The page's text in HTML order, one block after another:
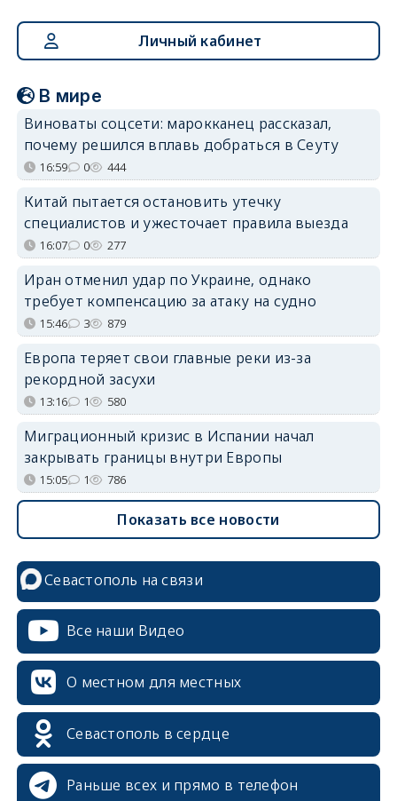
Личный кабинет
В мире
Виноваты соцсети: марокканец рассказал,
почему решился вплавь добраться в Сеуту
16:59 0 444
Китай пытается остановить утечку
специалистов и ужесточает правила выезда
16:07 0 277
Иран отменил удар по Украине, однако
требует компенсацию за атаку на судно
15:46 3 879
Европа теряет свои главные реки из-за
рекордной засухи
13:16 1 580
Миграционный кризис в Испании начал
закрывать границы внутри Европы
15:05 1 786
Показать все новости
Севастополь на связи
Все наши Видео
О местном для местных
Севастополь в сердце
Раньше всех и прямо в телефон